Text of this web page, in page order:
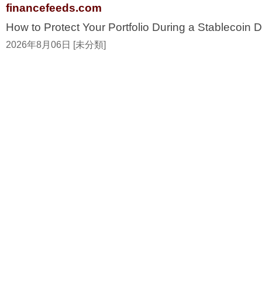
financefeeds.com
How to Protect Your Portfolio During a Stablecoin
2026年8月06日 [未分類]